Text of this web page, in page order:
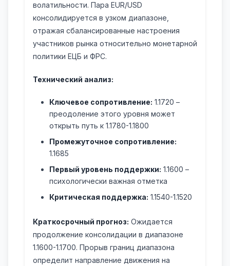
волатильности. Пара EUR/USD
консолидируется в узком диапазоне,
отражая сбалансированные настроения
участников рынка относительно монетарной
политики ЕЦБ и ФРС.
Технический анализ:
Ключевое сопротивление: 1.1720 –
преодоление этого уровня может
открыть путь к 1.1780-1.1800
Промежуточное сопротивление:
1.1685
Первый уровень поддержки: 1.1600 –
психологически важная отметка
Критическая поддержка: 1.1540-1.1520
Краткосрочный прогноз: Ожидается
продолжение консолидации в диапазоне
1.1600-1.1700. Прорыв границ диапазона
определит направление движения на